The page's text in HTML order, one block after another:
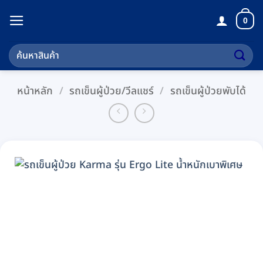
เนื้อหา
0
ค้นหา:
หน้าหลัก / รถเข็นผู้ป่วย/วีลแชร์ / รถเข็นผู้ป่วยพับได้